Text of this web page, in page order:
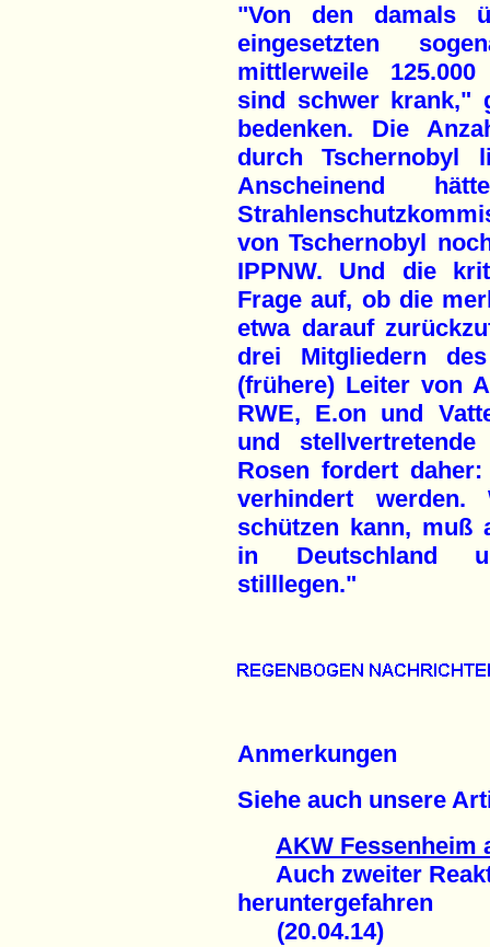
"Von den damals
eingesetzten
mittlerweile
sind schwer krank,"
bedenken. Die
durch Tschernobyl
Anscheinend
von Tschernobyl
IPPNW. Und die
Frage auf, ob die
etwa darauf
drei Mitgliedern
(frühere) Leiter von
RWE, E.on und
und stellvertretende
Rosen fordert
verhindert
schützen kann, muß
in Deutschland
stilllegen."
Anmerkungen
Siehe auch unsere
AKW Fessenheim
Auch zweiter
heruntergefahren
(20.04.14)